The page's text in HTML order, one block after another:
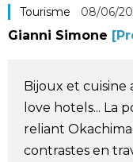
Culture
Le japonais
En plus
Tourisme 08/06/
Gianni Simone
Bijoux et cuisine
love hotels... La
reliant
contrastes en